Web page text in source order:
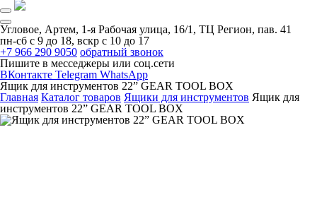
Угловое, Артем, ​1-я Рабочая улица, 16/1, ТЦ Регион, пав. 41
пн-сб с 9 до 18, вскр с 10 до 17
+7 966 290 9050 обратный звонок
Пишите в месседжеры или соц.сети
ВКонтакте Telegram WhatsApp
Ящик для инструментов 22” GEAR TOOL BOX
Главная Каталог товаров Ящики для инструментов Ящик для
инструментов 22” GEAR TOOL BOX